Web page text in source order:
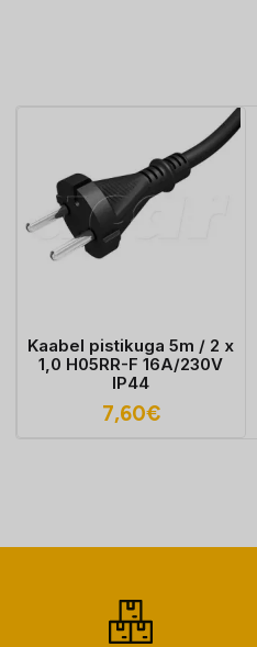
Kaabel pistikuga 5m / 2 x
1,0 H05RR-F 16A/230V
IP44
7,60€